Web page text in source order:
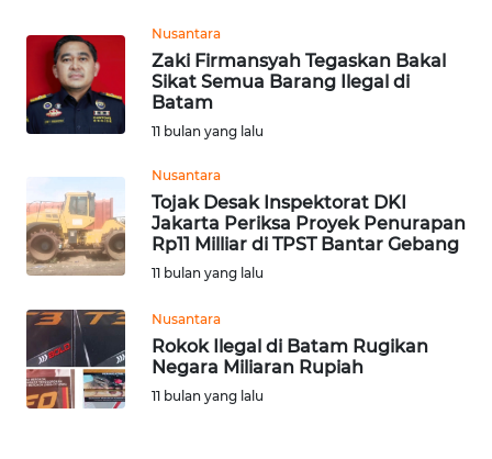
Nusantara
Zaki Firmansyah Tegaskan Bakal
Sikat Semua Barang Ilegal di
Batam
11 bulan yang lalu
Nusantara
Tojak Desak Inspektorat DKI
Jakarta Periksa Proyek Penurapan
Rp11 Milliar di TPST Bantar Gebang
11 bulan yang lalu
Nusantara
Rokok Ilegal di Batam Rugikan
Negara Miliaran Rupiah
11 bulan yang lalu
WN
SUKABUMI
WN
PURWAKARTA
WN
PRIANGAN
TIMUR
SEMARANG
WN
SOLO